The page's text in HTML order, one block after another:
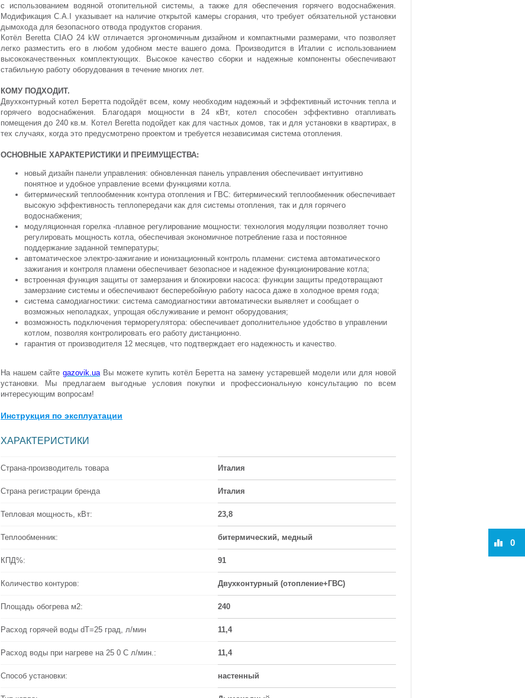
с использованием водяной отопительной системы, а также для обеспечения горячего водоснабжения.
Модификация C.A.I указывает на наличие открытой камеры сгорания, что требует обязательной установки
дымохода для безопасного отвода продуктов сгорания.
Котёл Beretta CIAO 24 kW отличается эргономичным дизайном и компактными размерами, что позволяет
легко разместить его в любом удобном месте вашего дома. Производится в Италии с использованием
высококачественных комплектующих. Высокое качество сборки и надежные компоненты обеспечивают
стабильную работу оборудования в течение многих лет.
КОМУ ПОДХОДИТ.
Двухконтурный котел Беретта подойдёт всем, кому необходим надежный и эффективный источник тепла и
горячего водоснабжения. Благодаря мощности в 24 кВт, котел способен эффективно отапливать
помещения до 240 кв.м. Котел Beretta подойдет как для частных домов, так и для установки в квартирах, в
тех случаях, когда это предусмотрено проектом и требуется независимая система отопления.
ОСНОВНЫЕ ХАРАКТЕРИСТИКИ И ПРЕИМУЩЕСТВА:
новый дизайн панели управления: обновленная панель управления обеспечивает интуитивно
понятное и удобное управление всеми функциями котла.
битермический теплообменник контура отопления и ГВС: битермический теплообменник обеспечивает
высокую эффективность теплопередачи как для системы отопления, так и для горячего
водоснабжения;
модуляционная горелка -плавное регулирование мощности: технология модуляции позволяет точно
регулировать мощность котла, обеспечивая экономичное потребление газа и постоянное
поддержание заданной температуры;
автоматическое электро-зажигание и ионизационный контроль пламени: система автоматического
зажигания и контроля пламени обеспечивает безопасное и надежное функционирование котла;
встроенная функция защиты от замерзания и блокировки насоса: функции защиты предотвращают
замерзание системы и обеспечивают бесперебойную работу насоса даже в холодное время года;
система самодиагностики: система самодиагностики автоматически выявляет и сообщает о
возможных неполадках, упрощая обслуживание и ремонт оборудования;
возможность подключения терморегулятора: обеспечивает дополнительное удобство в управлении
котлом, позволяя контролировать его работу дистанционно.
гарантия от производителя 12 месяцев, что подтверждает его надежность и качество.
На нашем сайте gazovik.uaВы можете купить котёл Беретта на замену устаревшей модели или для новой
установки. Мы предлагаем выгодные условия покупки и профессиональную консультацию по всем
интересующим вопросам!
Инструкция по эксплуатации
ХАРАКТЕРИСТИКИ
Страна-производитель товара Италия
Страна регистрации бренда Италия
Тепловая мощность, кВт: 23,8
Теплообменник: битермический, медный
КПД%: 91
Количество контуров: Двухконтурный (отопление+ГВС)
Площадь обогрева м2: 240
Расход горячей воды dT=25 град, л/мин 11,4
Расход воды при нагреве на 25 0 С л/мин.: 11,4
Способ установки: настенный
0